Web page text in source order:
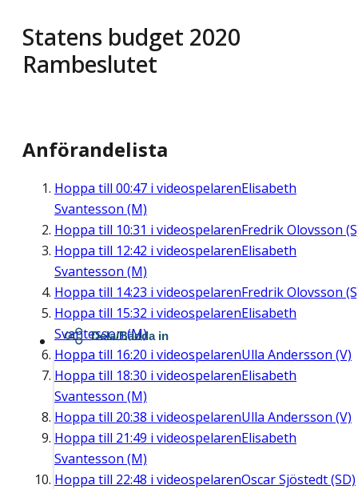
Statens budget 2020
Rambeslutet
Anförandelista
Hoppa till 00:47 i videospelarenElisabeth
Svantesson (M)
Hoppa till 10:31 i videospelarenFredrik Olovsson
Hoppa till 12:42 i videospelarenElisabeth
Svantesson (M)
Hoppa till 14:23 i videospelarenFredrik Olovsson
Hoppa till 15:32 i videospelarenElisabeth
Svantesson (M)
Hoppa till 16:20 i videospelarenUlla Andersson (V)
Hoppa till 18:30 i videospelarenElisabeth
Svantesson (M)
Hoppa till 20:38 i videospelarenUlla Andersson (V)
Hoppa till 21:49 i videospelarenElisabeth
Svantesson (M)
Hoppa till 22:48 i videospelarenOscar Sjöstedt (SD)
Dela/Bädda in